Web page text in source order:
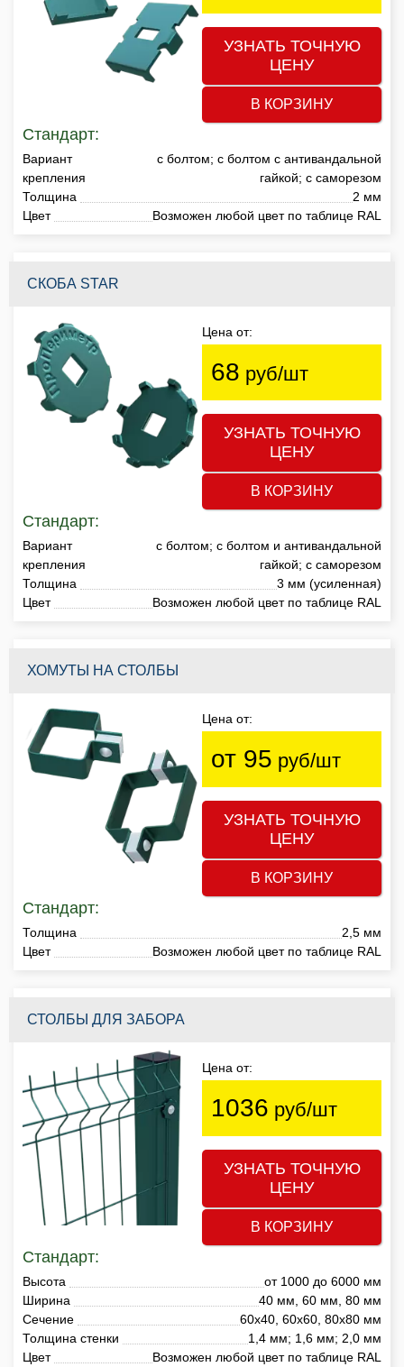
УЗНАТЬ ТОЧНУЮ
ЦЕНУ
В КОРЗИНУ
Стандарт:
Вариант
крепления
с болтом; с болтом с антивандальной
гайкой; с саморезом
Толщина
2 мм
Цвет
Возможен любой цвет по таблице RAL
СКОБА STAR
Цена от:
68 руб/шт
УЗНАТЬ ТОЧНУЮ
ЦЕНУ
В КОРЗИНУ
Стандарт:
Вариант
крепления
с болтом; с болтом и антивандальной
гайкой; с саморезом
Толщина
3 мм (усиленная)
Цвет
Возможен любой цвет по таблице RAL
ХОМУТЫ НА СТОЛБЫ
Цена от:
от 95 руб/шт
УЗНАТЬ ТОЧНУЮ
ЦЕНУ
В КОРЗИНУ
Стандарт:
Толщина
2,5 мм
Цвет
Возможен любой цвет по таблице RAL
СТОЛБЫ ДЛЯ ЗАБОРА
Цена от:
1036 руб/шт
УЗНАТЬ ТОЧНУЮ
ЦЕНУ
В КОРЗИНУ
Стандарт:
Высота
от 1000 до 6000 мм
Ширина
40 мм, 60 мм, 80 мм
Сечение
60х40, 60х60, 80х80 мм
Толщина стенки
1,4 мм; 1,6 мм; 2,0 мм
Цвет
Возможен любой цвет по таблице RAL